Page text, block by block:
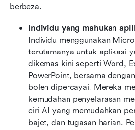
berbeza.
Individu yang mahukan
Individu menggunakan
terutamanya untuk aplikasi
dikemas kini seperti Word,
PowerPoint, bersama
boleh dipercayai. Mereka
kemudahan penyelarasan
ciri AI yang memudahkan
bajet, dan tugasan harian.